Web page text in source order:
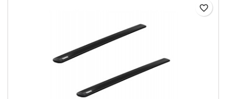
favorite_border